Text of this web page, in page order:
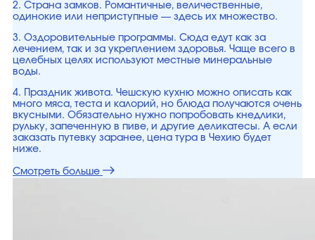
2. Страна замков. Романтичные, величественные,
одинокие или неприступные — здесь их множество.
3. Оздоровительные программы. Сюда едут как за
лечением, так и за укреплением здоровья. Чаще всего в
целебных целях используют местные минеральные
воды.
4. Праздник живота. Чешскую кухню можно описать как
много мяса, теста и калорий, но блюда получаются очень
вкусными. Обязательно нужно попробовать кнедлики,
рульку, запеченную в пиве, и другие деликатесы. А если
заказать путевку заранее, цена тура в Чехию будет
ниже.
Смотреть больше